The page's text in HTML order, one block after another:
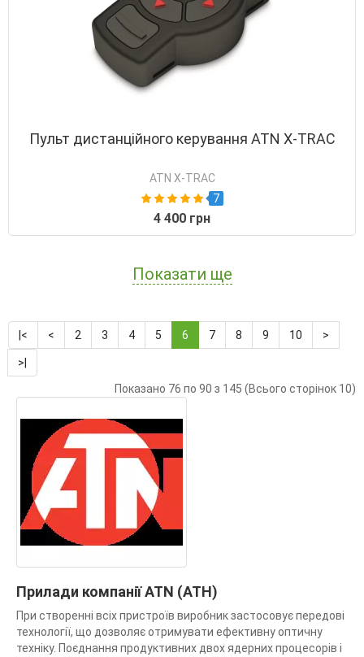
Пульт дистанційного керування ATN X-TRAC
ATN X-TRAC
7
4 400 грн
Показати ще
|< < 2 3 4 5 6 7 8 9 10 >
>|
Показано 76 по 90 з 145 (Всього сторінок 10)
Прилади компанії ATN (АТН)
При створенні всіх пристроїв виробник застосовує передові
технології, що дозволяє отримувати ефективну оптичну
техніку. Поєднання продуктивних двох ядерних процесорів і